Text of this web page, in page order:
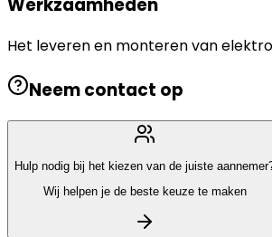
Het leveren en monteren van
Neem contact op
Hulp nodig bij het kiezen van de juiste
Wij helpen je de beste keuze te maken